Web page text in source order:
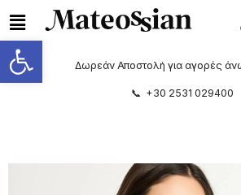
Ανοίξτε τη γραμμή εργαλείων
Δωρεάν Αποστολή για αγορές
📞 +30 2531 029400